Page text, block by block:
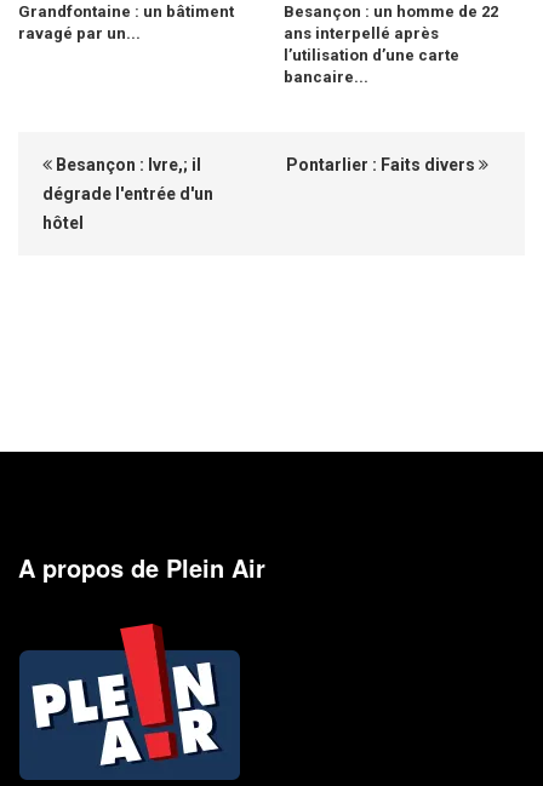
Grandfontaine : un bâtiment
ravagé par un...
Besançon : un homme de 22
ans interpellé après
l’utilisation d’une carte
bancaire...
Besançon : Ivre,; il
dégrade l'entrée d'un
hôtel
Pontarlier : Faits divers
A propos de Plein Air